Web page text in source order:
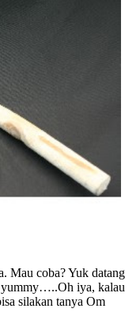
Mau coba? Yuk datang
yummy…..Oh iya, kalau
silakan tanya Om